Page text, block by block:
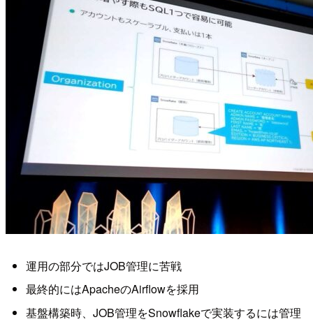
運用の部分ではJOB管理に苦戦
最終的にはApacheのAirflowを採用
基盤構築時、JOB管理をSnowflakeで実装するには管理